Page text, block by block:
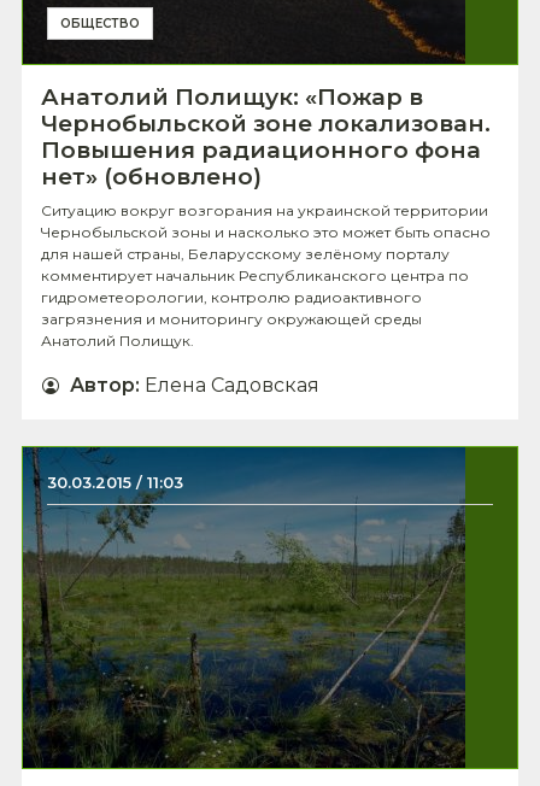
ОБЩЕСТВО
Анатолий Полищук: «Пожар в
Чернобыльской зоне локализован.
Повышения радиационного фона
нет» (обновлено)
Ситуацию вокруг возгорания на украинской территории
Чернобыльской зоны и насколько это может быть опасно
для нашей страны, Беларусскому зелёному порталу
комментирует начальник Республиканского центра по
гидрометеорологии, контролю радиоактивного
загрязнения и мониторингу окружающей среды
Анатолий Полищук.
Автор: Елена Садовская
30.03.2015 / 11:03